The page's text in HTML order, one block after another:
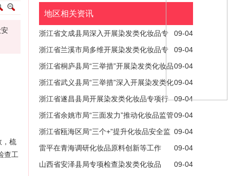
，梳
查工
地区相关资讯
09-04
浙江省文成县局深入开展染发类化妆品专
项检查
09-04
浙江省兰溪市局多维开展染发类化妆品专
项行动
09-04
浙江省桐庐县局“三举措”开展染发类化妆品
专项检查
09-04
浙江省武义县局“三举措”深入开展染发类化
妆品专项行动
09-04
浙江省遂昌县局开展染发类化妆品专项行
动
09-04
浙江省余姚市局“三面发力”推动化妆品监管
效能提升
09-04
浙江省瓯海区局“三个+”提升化妆品安全监
管
09-04
雷平在青海调研化妆品原料创新等工作
09-04
山西省安泽县局专项检查染发类化妆品